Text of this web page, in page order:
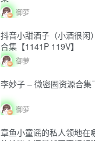
御萝
抖音小甜酒子（小酒很闲
合集【1141P 119V】
御萝
李妙子 – 微密圈资源合集
御萝
章鱼小童谣的私人领地在